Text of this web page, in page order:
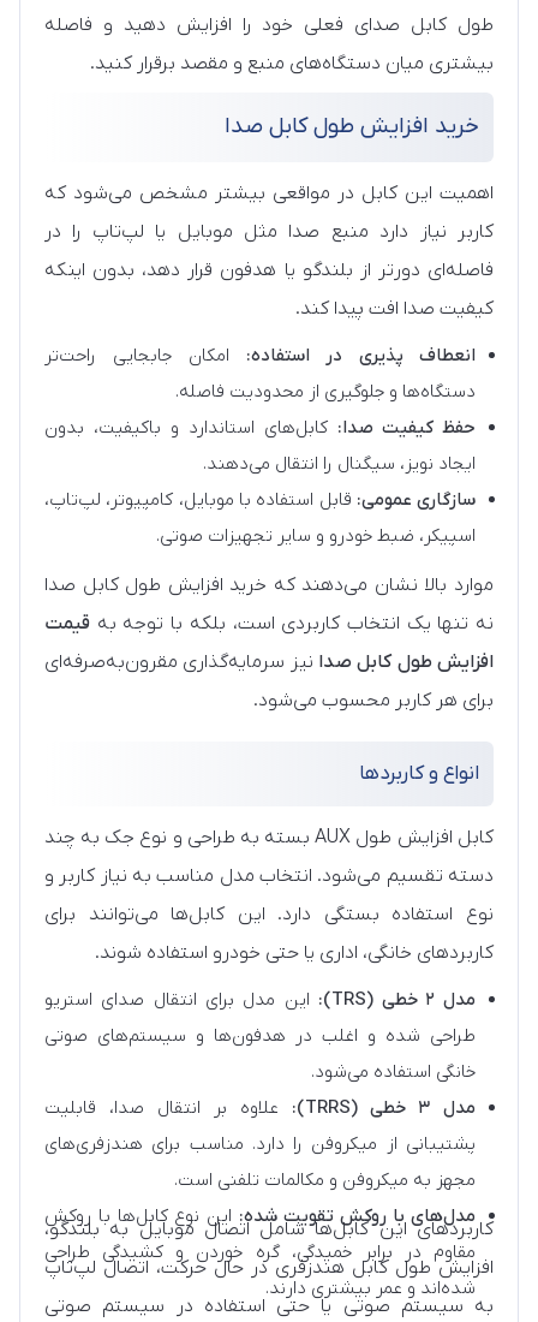
طول کابل صدای فعلی خود را افزایش دهید و فاصله
بیشتری میان دستگاه‌های منبع و مقصد برقرار کنید.
خرید افزایش طول کابل صدا
اهمیت این کابل در مواقعی بیشتر مشخص می‌شود که
کاربر نیاز دارد منبع صدا مثل موبایل یا لپ‌تاپ را در
فاصله‌ای دورتر از بلندگو یا هدفون قرار دهد، بدون اینکه
کیفیت صدا افت پیدا کند.
انعطاف‌ پذیری در استفاده: امکان جابجایی راحت‌تر
دستگاه‌ها و جلوگیری از محدودیت فاصله.
حفظ کیفیت صدا: کابل‌های استاندارد و باکیفیت، بدون
ایجاد نویز، سیگنال را انتقال می‌دهند.
سازگاری عمومی: قابل استفاده با موبایل، کامپیوتر، لپ‌تاپ،
اسپیکر، ضبط خودرو و سایر تجهیزات صوتی.
موارد بالا نشان می‌دهند که خرید افزایش طول کابل صدا
نه تنها یک انتخاب کاربردی است، بلکه با توجه به قیمت
افزایش طول کابل صدا نیز سرمایه‌گذاری مقرون‌به‌صرفه‌ای
برای هر کاربر محسوب می‌شود.
انواع و کاربردها
کابل افزایش طول AUX بسته به طراحی و نوع جک به چند
دسته تقسیم می‌شود. انتخاب مدل مناسب به نیاز کاربر و
نوع استفاده بستگی دارد. این کابل‌ها می‌توانند برای
کاربردهای خانگی، اداری یا حتی خودرو استفاده شوند.
مدل ۲ خطی (TRS):
این مدل برای انتقال صدای استریو
طراحی شده و اغلب در هدفون‌ها و سیستم‌های صوتی
خانگی استفاده می‌شود.
مدل ۳ خطی (TRRS):
علاوه بر انتقال صدا، قابلیت
پشتیبانی از میکروفن را دارد. مناسب برای هندزفری‌های
مجهز به میکروفن و مکالمات تلفنی است.
مدل‌های با روکش تقویت‌ شده: این نوع کابل‌ها با روکش
مقاوم در برابر خمیدگی، گره خوردن و کشیدگی طراحی
شده‌اند و عمر بیشتری دارند.
کاربردهای این کابل‌ها شامل اتصال موبایل به بلندگو،
افزایش طول کابل هندزفری در حال حرکت، اتصال لپ‌تاپ
به سیستم صوتی یا حتی استفاده در سیستم صوتی